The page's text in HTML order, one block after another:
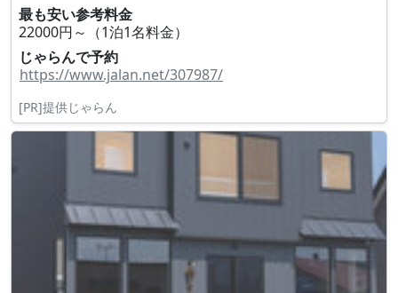
最も安い参考料金
22000円～（1泊1名料金）
じゃらんで予約
https://www.jalan.net/307987/
[PR]提供じゃらん